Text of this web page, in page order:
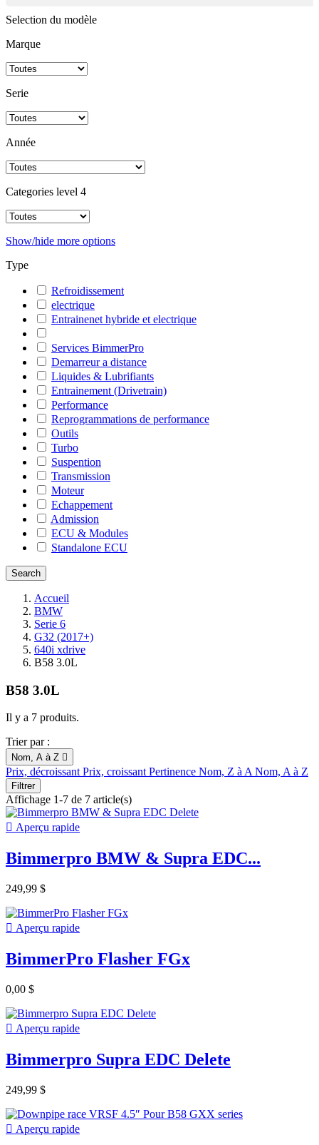
Selection du modèle
Marque
Serie
Année
Categories level 4
Show/hide more options
Type
Refroidissement
electrique
Entrainenet hybride et electrique
Services BimmerPro
Demarreur a distance
Liquides & Lubrifiants
Entrainement (Drivetrain)
Performance
Reprogrammations de performance
Outils
Turbo
Suspention
Transmission
Moteur
Echappement
Admission
ECU & Modules
Standalone ECU
Accueil
BMW
Serie 6
G32 (2017+)
640i xdrive
B58 3.0L
B58 3.0L
Il y a 7 produits.
Trier par :
Nom, A à Z 
Prix, décroissantPrix, croissantPertinence Nom, Z à ANom, A à Z
Filtrer
Affichage 1-7 de 7 article(s)
 Aperçu rapide
Bimmerpro BMW & Supra EDC...
249,99 $
 Aperçu rapide
BimmerPro Flasher FGx
0,00 $
 Aperçu rapide
Bimmerpro Supra EDC Delete
249,99 $
 Aperçu rapide